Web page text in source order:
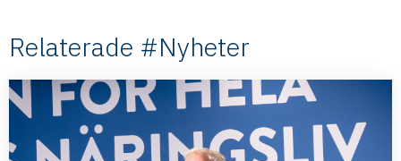
Relaterade #Nyheter